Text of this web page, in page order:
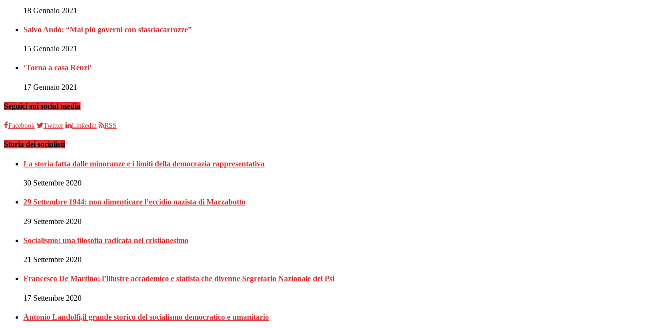
18 Gennaio 2021
Salvo Andò: “Mai più governi con sfasciacarrozze”
15 Gennaio 2021
‘Torna a casa Renzi’
17 Gennaio 2021
Seguici sui social media
Facebook Twitter Linkedin RSS
Storia dei socialisti
La storia fatta dalle minoranze e i limiti della democrazia rappresentativa
30 Settembre 2020
29 Settembre 1944: non dimenticare l’eccidio nazista di Marzabotto
29 Settembre 2020
Socialismo: una filosofia radicata nel cristianesimo
21 Settembre 2020
Francesco De Martino: l’illustre accademico e statista che divenne Segretario Nazionale del Psi
17 Settembre 2020
Antonio Landolfi,il grande storico del socialismo democratico e umanitario